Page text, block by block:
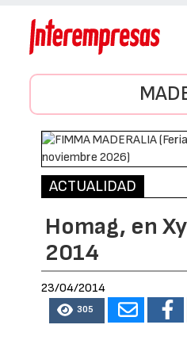
ACTUALIDAD
Homag, en
2014
23/04/2014
305